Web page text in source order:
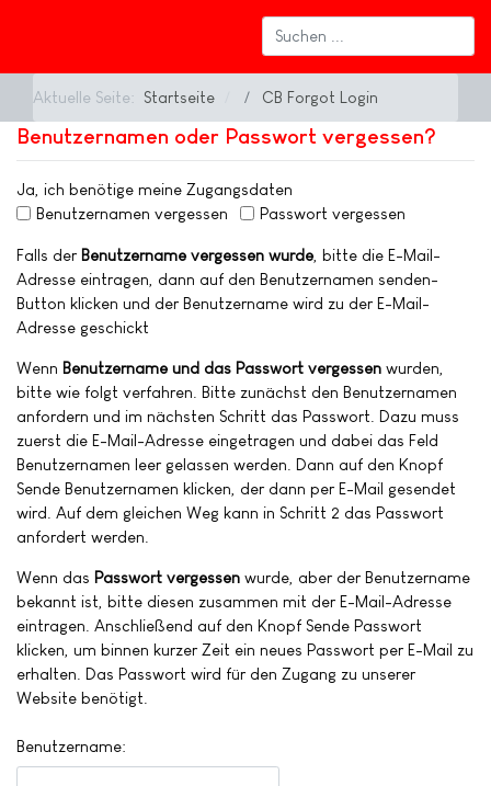
Aktuelle Seite: Startseite CB Forgot Login
Benutzernamen oder Passwort vergessen?
Ja, ich benötige meine Zugangsdaten
Benutzernamen vergessen
Passwort vergessen
Falls der Benutzername vergessen wurde , bitte die E-Mail-
Adresse eintragen, dann auf den Benutzernamen senden-
Button klicken und der Benutzername wird zu der E-Mail-
Adresse geschickt
Wenn Benutzername und das Passwort vergessen wurden,
bitte wie folgt verfahren. Bitte zunächst den Benutzernamen
anfordern und im nächsten Schritt das Passwort. Dazu muss
zuerst die E-Mail-Adresse eingetragen und dabei das Feld
Benutzernamen leer gelassen werden. Dann auf den Knopf
Sende Benutzernamen klicken, der dann per E-Mail gesendet
wird. Auf dem gleichen Weg kann in Schritt 2 das Passwort
anfordert werden.
Wenn das Passwort vergessen wurde, aber der Benutzername
bekannt ist, bitte diesen zusammen mit der E-Mail-Adresse
eintragen. Anschließend auf den Knopf Sende Passwort
klicken, um binnen kurzer Zeit ein neues Passwort per E-Mail zu
erhalten. Das Passwort wird für den Zugang zu unserer
Website benötigt.
Benutzername: